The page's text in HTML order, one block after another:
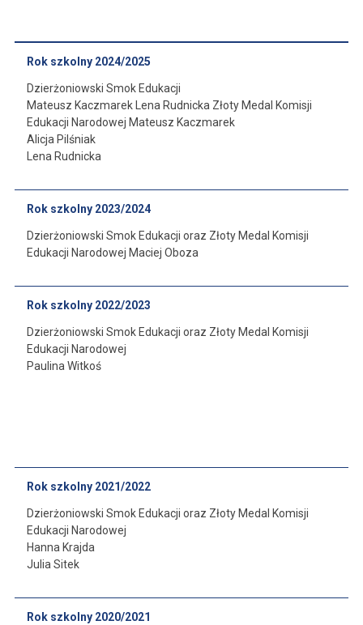
Rok szkolny 2024/2025
Dzierżoniowski Smok Edukacji
Mateusz Kaczmarek Lena Rudnicka Złoty Medal Komisji
Edukacji Narodowej Mateusz Kaczmarek
Alicja Pilśniak
Lena Rudnicka
Rok szkolny 2023/2024
Dzierżoniowski Smok Edukacji oraz Złoty Medal Komisji
Edukacji Narodowej Maciej Oboza
Rok szkolny 2022/2023
Dzierżoniowski Smok Edukacji oraz Złoty Medal Komisji
Edukacji Narodowej
Paulina Witkoś
Rok szkolny 2021/2022
Dzierżoniowski Smok Edukacji oraz Złoty Medal Komisji
Edukacji Narodowej
Hanna Krajda
Julia Sitek
Rok szkolny 2020/2021